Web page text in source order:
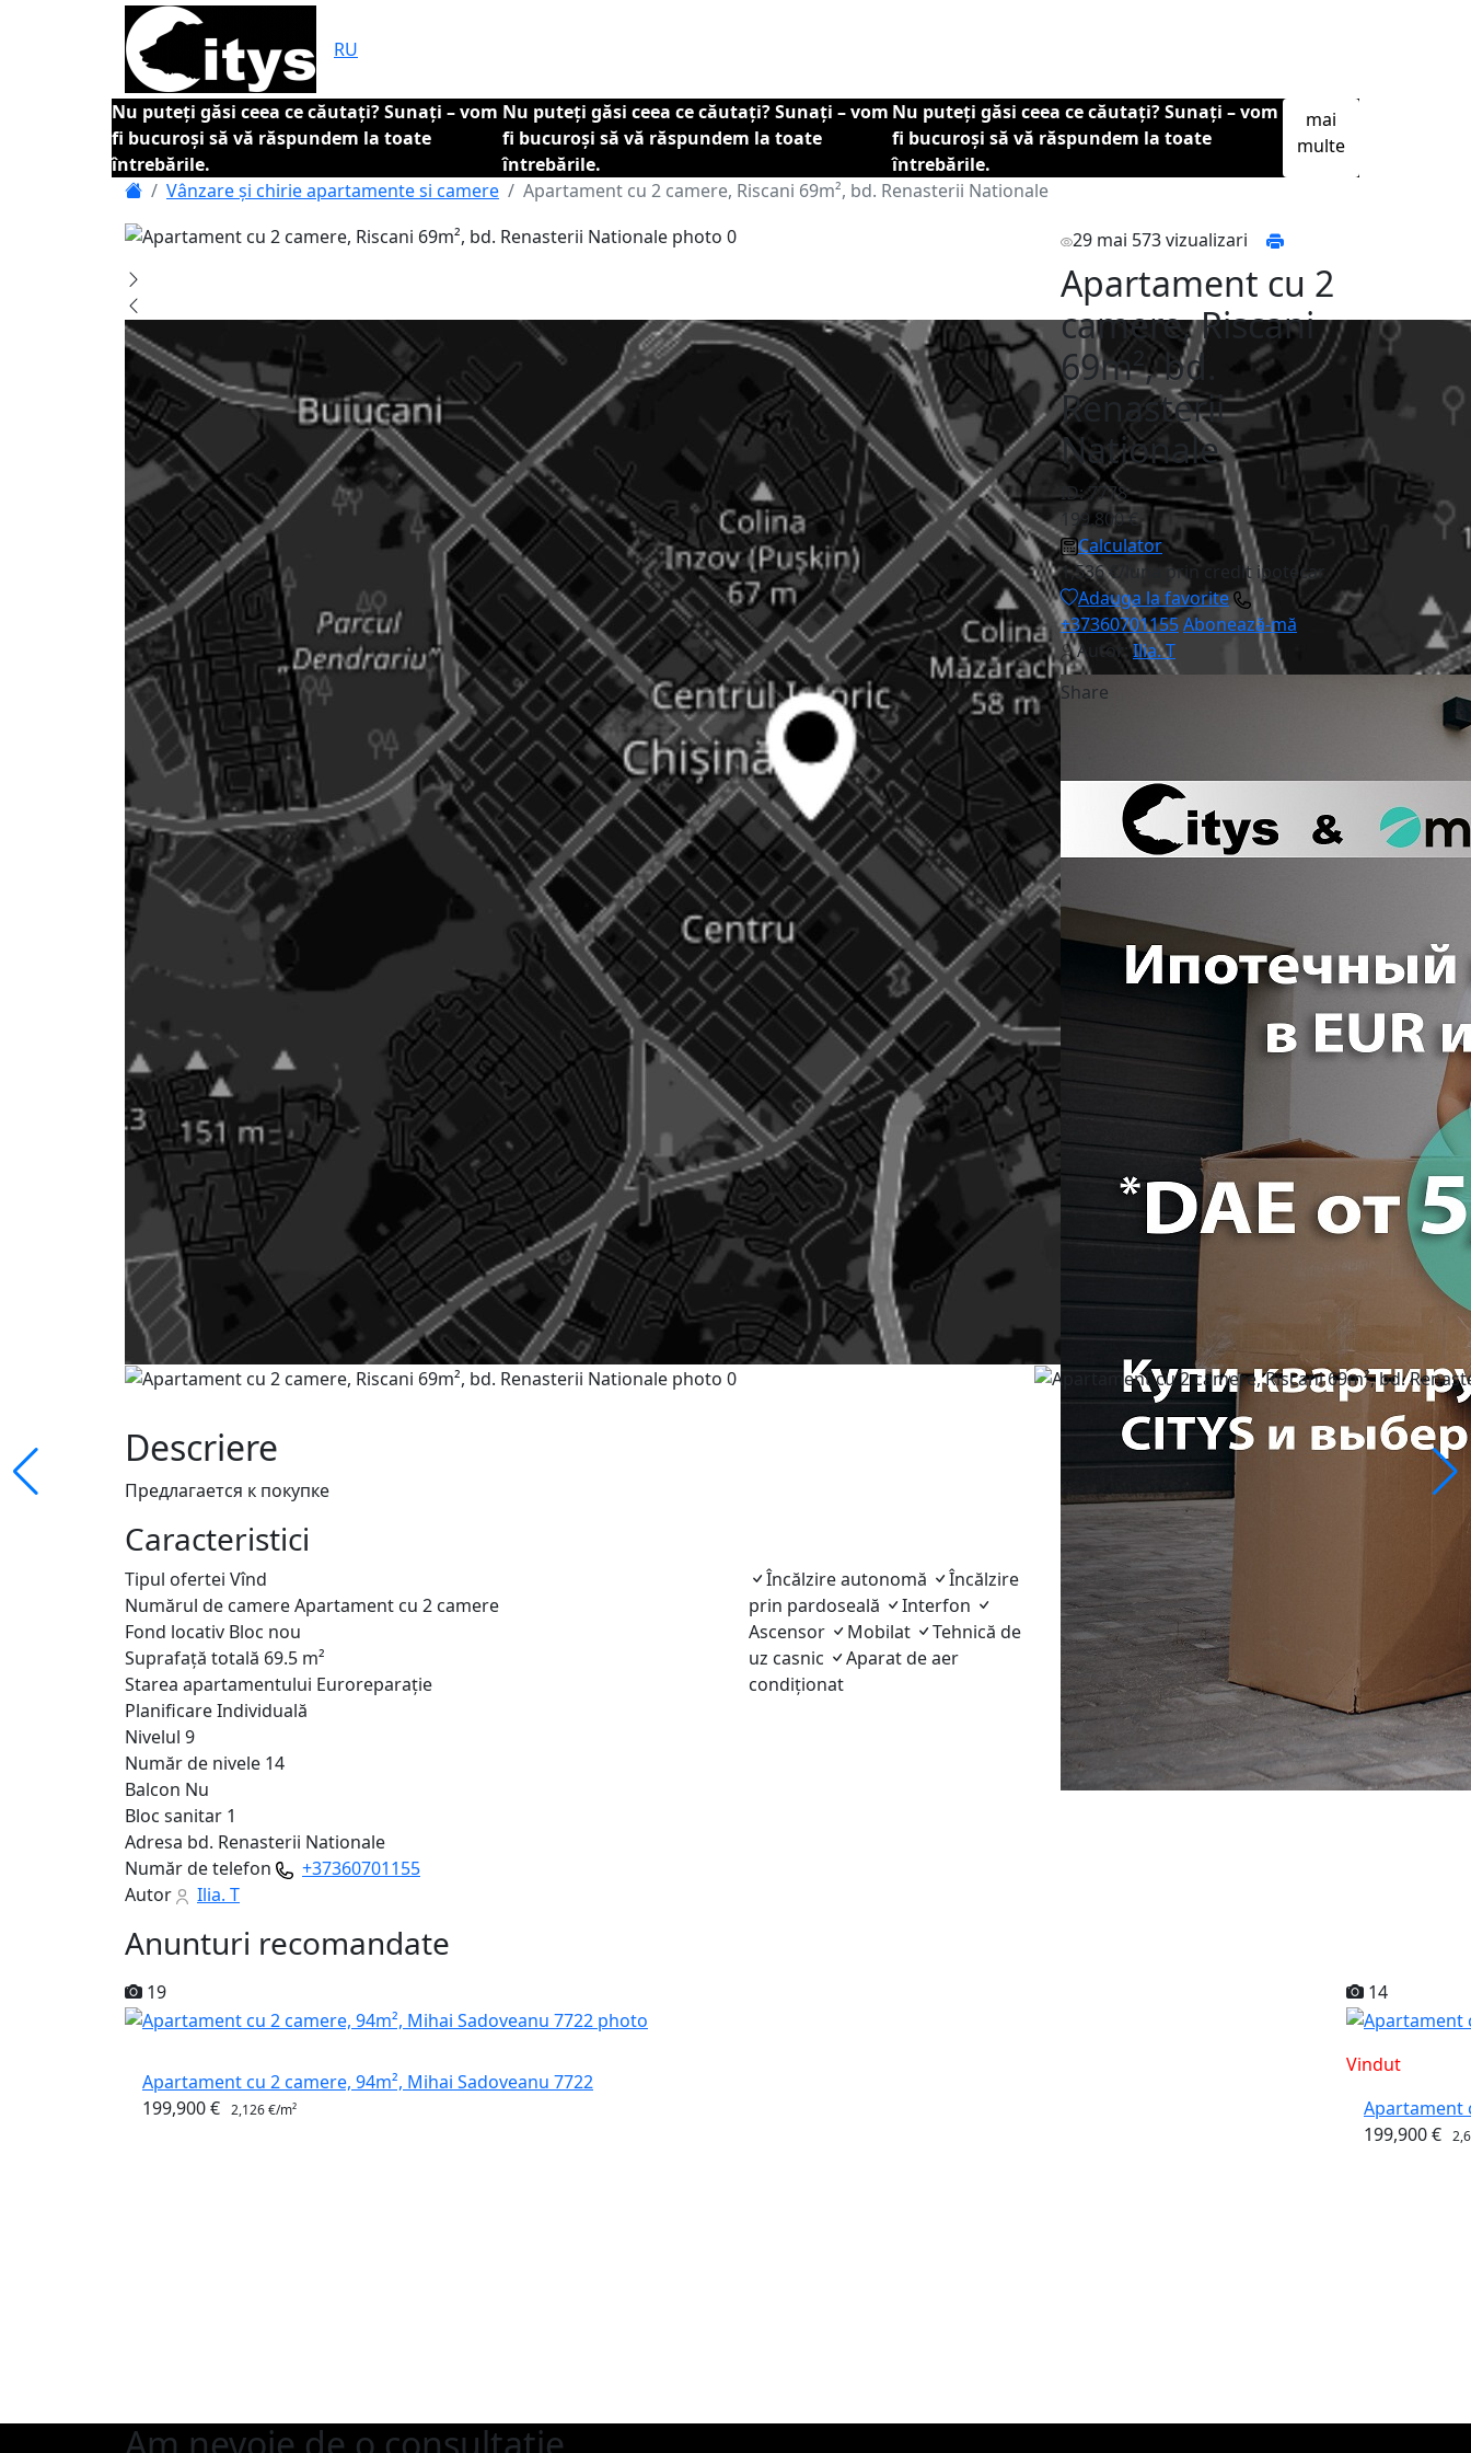
RU
Nu puteți găsi ceea ce căutați? Sunați – vom
fi bucuroși să vă răspundem la toate
întrebările.
Nu puteți găsi ceea ce căutați? Sunați – vom
fi bucuroși să vă răspundem la toate
întrebările.
Nu puteți găsi ceea ce căutați? Sunați – vom
fi bucuroși să vă răspundem la toate
întrebările.
mai
multe
Vânzare și chirie apartamente si camere
Apartament cu 2 camere, Riscani 69m², bd. Renasterii Nationale
Descriere
Предлагается к покупке
Caracteristici
Tipul ofertei Vînd
Numărul de camereApartament cu 2 camere
Fond locativ Bloc nou
Suprafață totală 69.5 m²
Starea apartamentului Euroreparație
PlanificareIndividuală
Nivelul 9
Număr de nivele 14
Balcon Nu
Bloc sanitar 1
Adresa bd. Renasterii Nationale
Număr de telefon
+37360701155
Autor
Ilia. T
Încălzire autonomă
Încălzire
prin pardoseală
Interfon
Ascensor
Mobilat
Tehnică de
uz casnic
Aparat de aer
condiționat
29 mai 573 vizualizari
Apartament cu 2
camere, Riscani
69m², bd.
Renasterii
Nationale
ID: 7778
199,800 €
Calculator
1,536 €/luna prin credit ipotecar
Adauga la favorite
+37360701155Abonează-mă
Autor:Ilia. T
Share
Anunturi recomandate
19
Apartament cu 2 camere, 94m², Mihai Sadoveanu 7722
199,900 € 2,126 €/m²
14
Vindut
Apartament
199,900 €